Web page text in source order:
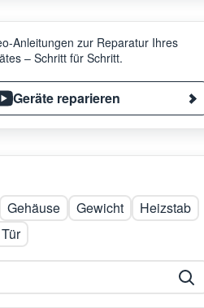
Anleitungen zur Reparatur Ihres
– Schritt für Schritt.
Geräte reparieren
Gehäuse Gewicht
Heizstab
Tür